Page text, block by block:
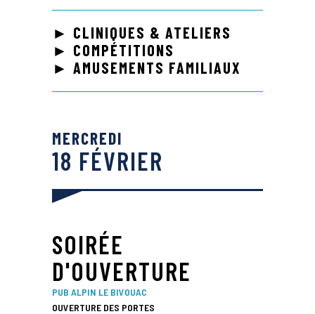
► CLINIQUES & ATELIERS
► COMPÉTITIONS
► AMUSEMENTS FAMILIAUX
MERCREDI
18 FÉVRIER
SOIRÉE
D'OUVERTURE
PUB ALPIN LE BIVOUAC
OUVERTURE DES PORTES